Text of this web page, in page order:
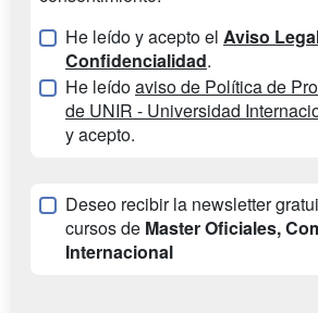
He leído y acepto el Aviso
Confidencialidad.
He leídoaviso de Política de
de UNIR - Universidad
y acepto.
Deseo recibir la newsletter
cursos de Master Oficiales,
Internacional